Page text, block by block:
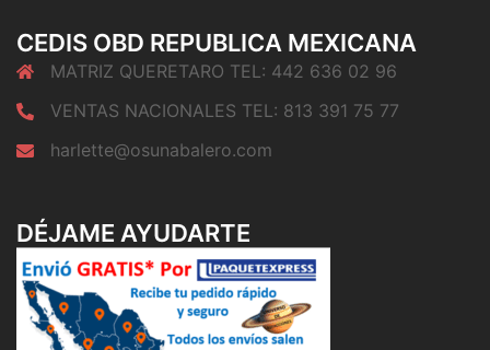
CEDIS OBD REPUBLICA MEXICANA
MATRIZ QUERETARO TEL: 442 636 02 96
VENTAS NACIONALES TEL: 813 391 75 77
harlette@osunabalero.com
DÉJAME AYUDARTE